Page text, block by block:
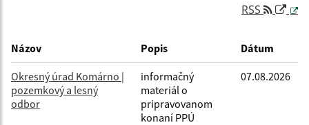
Filtrovať
RSS
Názov Popis Dátum
Okresný úrad Komárno |
pozemkový a lesný
odbor
informačný
materiál o
pripravovanom
konaní PPÚ
07.08.2026